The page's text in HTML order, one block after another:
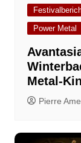
Power Metal
Metal-
Pierre